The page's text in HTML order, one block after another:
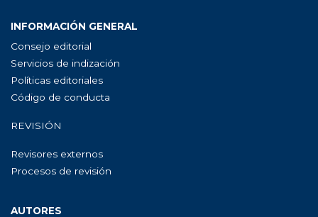
INFORMACIÓN GENERAL
Consejo editorial
Servicios de indización
Políticas editoriales
Código de conducta
REVISIÓN
Revisores externos
Procesos de revisión
AUTORES